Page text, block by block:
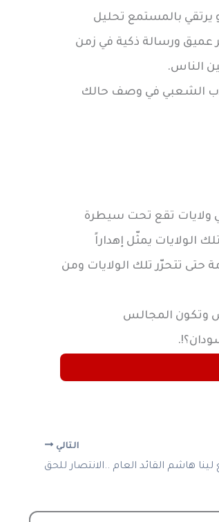
يرتقي بالمستمع تحليل
ورسالة ذكية في زمن
الناس.
الشعبي في وصف حالك
في ولايات تقع تحت سيطرة
الولايات يمثّل إهداراً
حتى تتحرّر تلك الولايات ومن
وتكون المجالس
التالي
لينا هاشم القائد العام ..الانتصار للحق